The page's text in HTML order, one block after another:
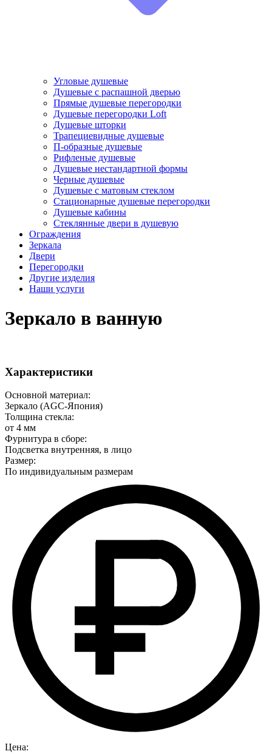
Угловые душевые
Душевые с распашной дверью
Прямые душевые перегородки
Душевые перегородки Loft
Душевые шторки
Трапециевидные душевые
П-образные душевые
Рифленые душевые
Душевые нестандартной формы
Черные душевые
Душевые с матовым стеклом
Стационарные душевые перегородки
Душевые кабины
Стеклянные двери в душевую
Ограждения
Зеркала
Двери
Перегородки
Другие изделия
Наши услуги
Зеркало в ванную
Характеристики
Основной материал:
Зеркало (AGC-Япония)
Толщина стекла:
от 4 мм
Фурнитура в сборе:
Подсветка внутренняя, в лицо
Размер:
По индивидуальным размерам
Цена: